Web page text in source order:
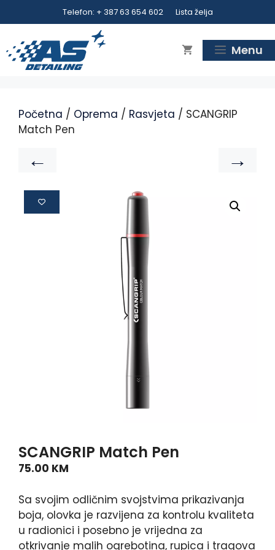
Telefon: + 387 63 654 602 Lista želja
Menu
Početna / Oprema / Rasvjeta / SCANGRIP
Match Pen
← →
SCANGRIP Match Pen
75.00 KM
Sa svojim odličnim svojstvima prikazivanja
boja, olovka je razvijena za kontrolu kvaliteta
u radionici i posebno je vrijedna za
otkrivanje malih ogrebotina, rupica i tragova